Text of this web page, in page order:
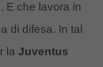
E che lavora in
di difesa. In tal
la Juventus